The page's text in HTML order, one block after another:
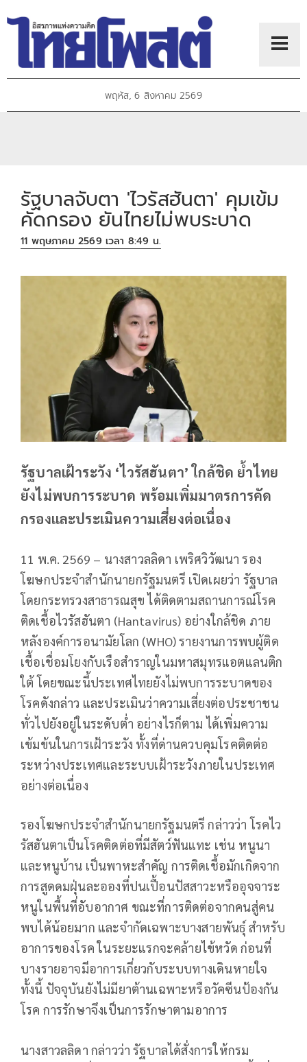
พฤหัส, 6 สิงหาคม 2569
รัฐบาลจับตา 'ไวรัสฮันตา' คุมเข้ม
คัดกรอง ยันไทยไม่พบระบาด
11 พฤษภาคม 2569 เวลา 8:49 น.
รัฐบาลเฝ้าระวัง ‘ไวรัสฮันตา’ ใกล้ชิด ย้ำไทย
ยังไม่พบการระบาด พร้อมเพิ่มมาตรการคัด
กรองและประเมินความเสี่ยงต่อเนื่อง
11 พ.ค. 2569 – นางสาวลลิดา เพริศวิวัฒนา รอง
โฆษกประจำสำนักนายกรัฐมนตรี เปิดเผยว่า รัฐบาล
โดยกระทรวงสาธารณสุข ได้ติดตามสถานการณ์โรค
ติดเชื้อไวรัสฮันตา (Hantavirus) อย่างใกล้ชิด ภาย
หลังองค์การอนามัยโลก (WHO) รายงานการพบผู้ติด
เชื้อเชื่อมโยงกับเรือสำราญในมหาสมุทรแอตแลนติก
ใต้ โดยขณะนี้ประเทศไทยยังไม่พบการระบาดของ
โรคดังกล่าว และประเมินว่าความเสี่ยงต่อประชาชน
ทั่วไปยังอยู่ในระดับต่ำ อย่างไรก็ตาม ได้เพิ่มความ
เข้มข้นในการเฝ้าระวัง ทั้งที่ด่านควบคุมโรคติดต่อ
ระหว่างประเทศและระบบเฝ้าระวังภายในประเทศ
อย่างต่อเนื่อง
รองโฆษกประจำสำนักนายกรัฐมนตรี กล่าวว่า โรคไว
รัสฮันตาเป็นโรคติดต่อที่มีสัตว์ฟันแทะ เช่น หนูนา
และหนูบ้าน เป็นพาหะสำคัญ การติดเชื้อมักเกิดจาก
การสูดดมฝุ่นละอองที่ปนเปื้อนปัสสาวะหรืออุจจาระ
หนูในพื้นที่อับอากาศ ขณะที่การติดต่อจากคนสู่คน
พบได้น้อยมาก และจำกัดเฉพาะบางสายพันธุ์ สำหรับ
อาการของโรค ในระยะแรกจะคล้ายไข้หวัด ก่อนที่
บางรายอาจมีอาการเกี่ยวกับระบบทางเดินหายใจ
ทั้งนี้ ปัจจุบันยังไม่มียาต้านเฉพาะหรือวัคซีนป้องกัน
โรค การรักษาจึงเป็นการรักษาตามอาการ
นางสาวลลิดา กล่าวว่า รัฐบาลได้สั่งการให้กรม